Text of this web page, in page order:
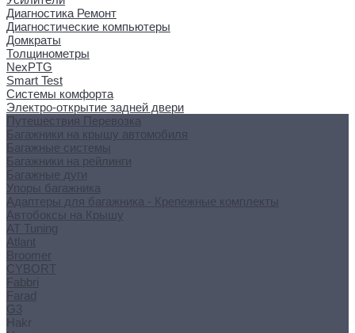
Диагностика Ремонт
Диагностические компьютеры
Домкраты
Толщинометры
NexPTG
Smart Test
Системы комфорта
Электро-открытие задней двери
Путешествия Перевозка
Багажники на крышу автомобиля
Багажные системы
Багажники на рейлинги
Багажные дуги
Упоры багажника
Адаптеры для багажника - Крепежные комплекты
Автобоксы на Крышу
AT Tuning
Atlant
Broomer
CYBORT
Fabbri
Farad
G3
Hakr